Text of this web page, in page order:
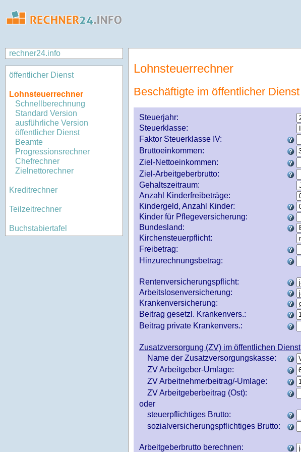
rechner24.info
öffentlicher Dienst
Lohnsteuerrechner
Schnellberechnung
Standard Version
ausführliche Version
öffentlicher Dienst
Beamte
Progressionsrechner
Chefrechner
Zielnettorechner
Kreditrechner
Teilzeitrechner
Buchstabiertafel
Lohnsteuerrechner
Beschäftigte im öffentlicher Dienst
Steuerjahr:
Steuerklasse:
Faktor Steuerklasse IV:
Bruttoeinkommen:
Ziel-Nettoeinkommen:
Ziel-Arbeitgeberbrutto:
Gehaltszeitraum:
Anzahl Kinderfreibeträge:
Kindergeld, Anzahl Kinder:
Kinder für Pflegeversicherung:
Bundesland:
Kirchensteuerpflicht:
Freibetrag:
Hinzurechnungsbetrag:
Rentenversicherungspflicht:
Arbeitslosenversicherung:
Krankenversicherung:
Beitrag gesetzl. Krankenvers.:
Beitrag private Krankenvers.:
Zusatzversorgung (ZV) im öffentlichen Dienst
Name der Zusatzversorgungskasse:
ZV Arbeitgeber-Umlage:
ZV Arbeitnehmerbeitrag/-Umlage:
ZV Arbeitgeberbeitrag (Ost):
oder
steuerpflichtiges Brutto:
sozialversicherungspflichtiges Brutto:
Arbeitgeberbrutto berechnen: